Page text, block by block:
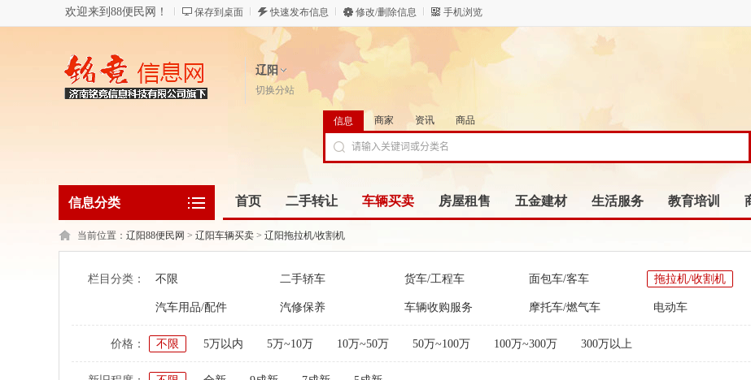
欢迎来到88便民网！ 保存到桌面 快速发布信息 修改/删除信息 手机浏览
辽阳
切换分站
信息 商家 资讯 商品
信息分类 首页 二手转让 车辆买卖 房屋租售 五金建材 生活服务 教育培训
当前位置： 辽阳88便民网 > 辽阳车辆买卖 > 辽阳拖拉机/收割机
栏目分类： 不限 二手轿车 货车/工程车 面包车/客车 拖拉机/收割机
汽车用品/配件 汽修保养 车辆收购服务 摩托车/燃气车 电动车
价格： 不限 5万以内 5万~10万 10万~50万 50万~100万 100万~300万 300万以上